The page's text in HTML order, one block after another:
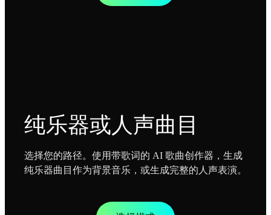
纯乐器或人声曲目
选择您的路径。使用带歌词的 AI 歌曲创作器，生成
纯乐器曲目作为背景音乐，或生成完整的人声表演。